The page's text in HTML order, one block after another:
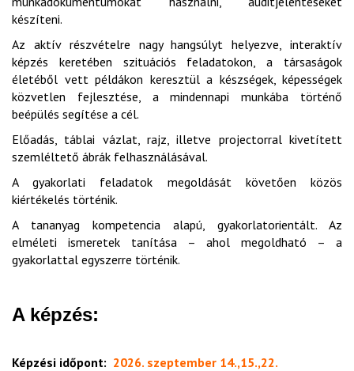
készíteni.
Az aktív részvételre nagy hangsúlyt helyezve, interaktív
képzés keretében szituációs feladatokon, a társaságok
életéből vett példákon keresztül a készségek, képességek
közvetlen fejlesztése, a mindennapi munkába történő
beépülés segítése a cél.
Előadás, táblai vázlat, rajz, illetve projectorral kivetített
szemléltető ábrák felhasználásával.
A gyakorlati feladatok megoldását követően közös
kiértékelés történik.
A tananyag kompetencia alapú, gyakorlatorientált. Az
elméleti ismeretek tanítása – ahol megoldható – a
gyakorlattal egyszerre történik.
A képzés:
Képzési időpont: 2026. szeptember 14.,15.,22.